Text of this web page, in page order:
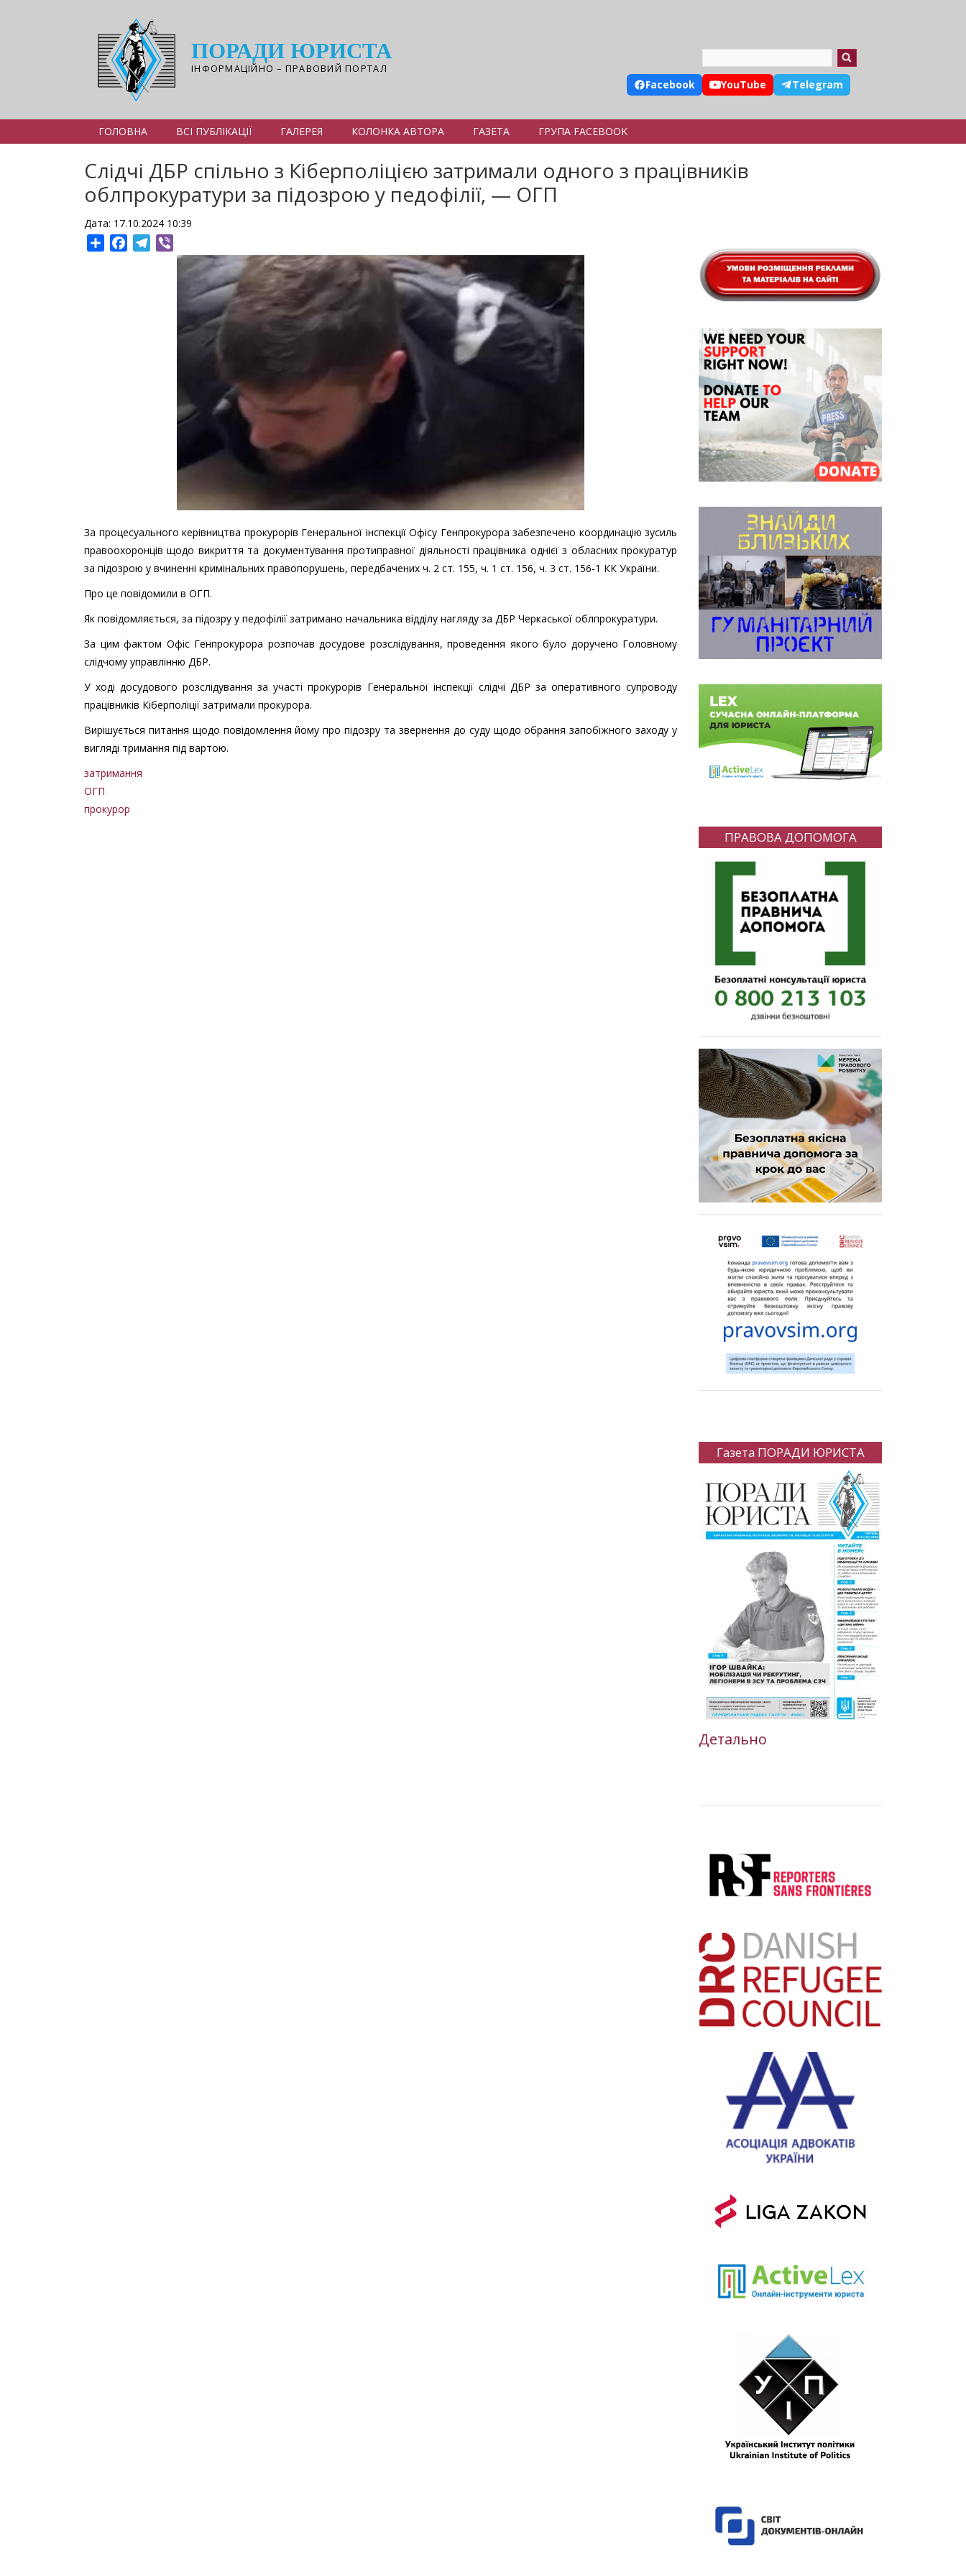
ПОРАДИ ЮРИСТА
ІНФОРМАЦІЙНО – ПРАВОВИЙ ПОРТАЛ
Facebook YouTube Telegram
ГОЛОВНА ВСІ ПУБЛІКАЦІЇ ГАЛЕРЕЯ КОЛОНКА АВТОРА ГАЗЕТА ГРУПА FACEBOOK
Слідчі ДБР спільно з Кіберполіцією затримали одного з працівників
облпрокуратури за підозрою у педофілії, — ОГП
Дата: 17.10.2024 10:39
ShareFacebookTelegram
За процесуального керівництва прокурорів Генеральної інспекції Офісу Генпрокурора забезпечено координацію зусиль
правоохоронців щодо викриття та документування протиправної діяльності працівника однієї з обласних прокуратур
за підозрою у вчиненні кримінальних правопорушень, передбачених ч. 2 ст. 155, ч. 1 ст. 156, ч. 3 ст. 156-1 КК України.
Про це повідомили в ОГП.
Як повідомляється, за підозру у педофілії затримано начальника відділу нагляду за ДБР Черкаської облпрокуратури.
За цим фактом Офіс Генпрокурора розпочав досудове розслідування, проведення якого було доручено Головному
слідчому управлінню ДБР.
У ході досудового розслідування за участі прокурорів Генеральної інспекції слідчі ДБР за оперативного супроводу
працівників Кіберполіції затримали прокурора.
Вирішується питання щодо повідомлення йому про підозру та звернення до суду щодо обрання запобіжного заходу у
вигляді тримання під вартою.
затримання
ОГП
прокурор
ПРАВОВА ДОПОМОГА
Газета ПОРАДИ ЮРИСТА
Детально